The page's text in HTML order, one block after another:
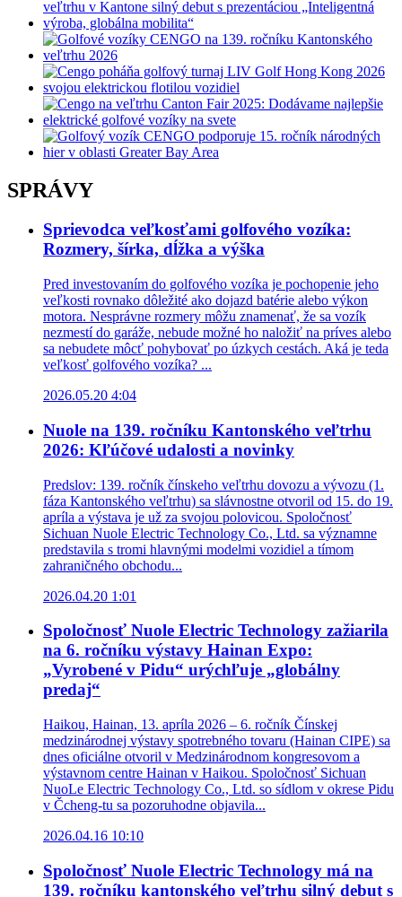
SPRÁVY
Sprievodca veľkosťami golfového vozíka:
Rozmery, šírka, dĺžka a výška
Pred investovaním do golfového vozíka je pochopenie jeho
veľkosti rovnako dôležité ako dojazd batérie alebo výkon
motora. Nesprávne rozmery môžu znamenať, že sa vozík
nezmestí do garáže, nebude možné ho naložiť na príves alebo
sa nebudete môcť pohybovať po úzkych cestách. Aká je teda
veľkosť golfového vozíka? ...
2026.05.20 4:04
Nuole na 139. ročníku Kantonského veľtrhu
2026: Kľúčové udalosti a novinky
Predslov: 139. ročník čínskeho veľtrhu dovozu a vývozu (1.
fáza Kantonského veľtrhu) sa slávnostne otvoril od 15. do 19.
apríla a výstava je už za svojou polovicou. Spoločnosť
Sichuan Nuole Electric Technology Co., Ltd. sa významne
predstavila s tromi hlavnými modelmi vozidiel a tímom
zahraničného obchodu...
2026.04.20 1:01
Spoločnosť Nuole Electric Technology zažiarila
na 6. ročníku výstavy Hainan Expo:
„Vyrobené v Pidu“ urýchľuje „globálny
predaj“
Haikou, Hainan, 13. apríla 2026 – 6. ročník Čínskej
medzinárodnej výstavy spotrebného tovaru (Hainan CIPE) sa
dnes oficiálne otvoril v Medzinárodnom kongresovom a
výstavnom centre Hainan v Haikou. Spoločnosť Sichuan
NuoLe Electric Technology Co., Ltd. so sídlom v okrese Pidu
v Čcheng-tu sa pozoruhodne objavila...
2026.04.16 10:10
Spoločnosť Nuole Electric Technology má na
139. ročníku kantonského veľtrhu silný debut s